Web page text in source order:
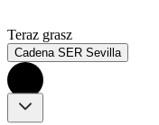
Teraz grasz
Cadena SER Sevilla